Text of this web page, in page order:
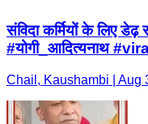
संविदा कर्मियों के लिए डेढ़
#योगी_आदित्यनाथ
Chail, Kaushambi | Aug